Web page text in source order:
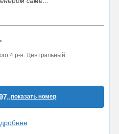
4 р-н. Центральный
показать номер